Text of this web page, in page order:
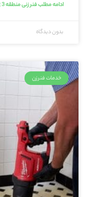
ادامه مطلب فنر زنی منطقه 3 »
بدون دیدگاه
خدمات فنرزن